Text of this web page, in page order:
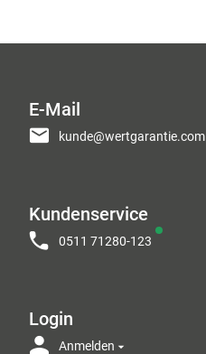
E-Mail
kunde@wertgarantie.com
Kundenservice
0511 71280-123
Login
Anmelden